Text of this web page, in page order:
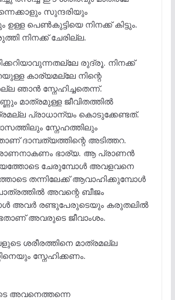
സുന്ദരിയും
പെൺകുട്ടിയെ നിനക്ക് കിട്ടും.
നിനക്ക് ചേരില്ല.
രുദ്രൂ. നിനക്ക്
കാര്യമല്ലേ നിന്റെ
ഞാൻ സ്നേഹിച്ചതെന്ന്.
മാത്രമുള്ള ജീവിതത്തിൽ
പ്രാധാന്യം കൊടുക്കേണ്ടത്.
സ്നേഹത്തിലും
ദാമ്പത്യത്തിന്റെ അടിത്തറ.
ഭാര്യ. ആ പ്രാണൻ
ചേരുമ്പോൾ അവളവനെ
തന്നിലേക്ക് ആവാഹിക്കുമ്പോൾ
അവന്റെ ബീജം
അവർ രണ്ടുപേരുടെയും കരുതലിൽ
അവരുടെ ജീവാംശം.
ശരീരത്തിനെ മാത്രമല്ല
സ്നേഹിക്കണം.
അവനെത്തന്നെ